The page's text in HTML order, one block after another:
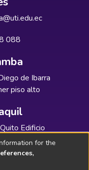
088
de Ibarra
piso alto
Edificio
baja
for the